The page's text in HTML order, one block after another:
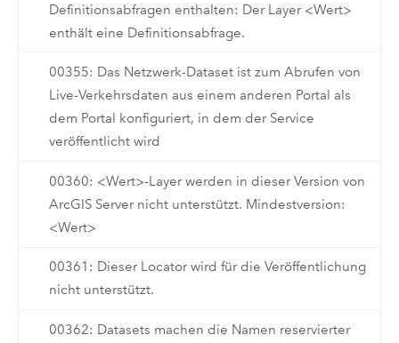
Definitionsabfragen enthalten: Der Layer <Wert>
enthält eine Definitionsabfrage.
00355: Das Netzwerk-Dataset ist zum Abrufen von
Live-Verkehrsdaten aus einem anderen Portal als
dem Portal konfiguriert, in dem der Service
veröffentlicht wird
00360: <Wert>-Layer werden in dieser Version von
ArcGIS Server nicht unterstützt. Mindestversion:
<Wert>
00361: Dieser Locator wird für die Veröffentlichung
nicht unterstützt.
00362: Datasets machen die Namen reservierter